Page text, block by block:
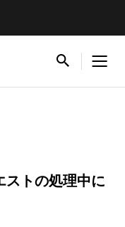
ストの処理中に